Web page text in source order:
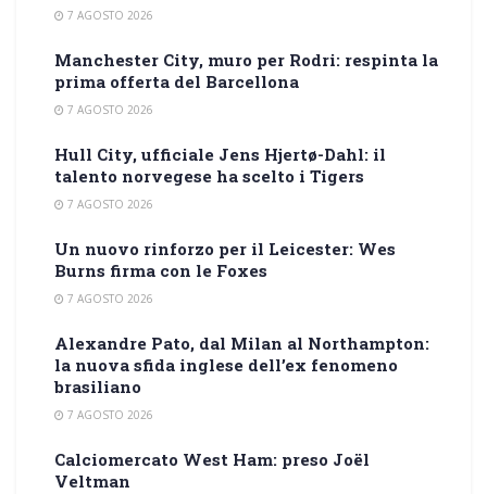
7 AGOSTO 2026
Manchester City, muro per Rodri: respinta la
prima offerta del Barcellona
7 AGOSTO 2026
Hull City, ufficiale Jens Hjertø-Dahl: il
talento norvegese ha scelto i Tigers
7 AGOSTO 2026
Un nuovo rinforzo per il Leicester: Wes
Burns firma con le Foxes
7 AGOSTO 2026
Alexandre Pato, dal Milan al Northampton:
la nuova sfida inglese dell’ex fenomeno
brasiliano
7 AGOSTO 2026
Calciomercato West Ham: preso Joël
Veltman